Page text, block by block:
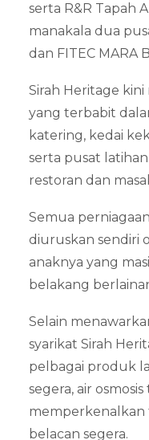
serta R&R Tapah
manakala dua
dan FITEC MARA
Sirah Heritage
yang terbabit
katering, kedai
serta pusat
restoran dan
Semua
diuruskan sendiri
anaknya yang
belakang
Selain
syarikat Sirah
pelbagai produk
segera, air
memperkenalkan
belacan segera.